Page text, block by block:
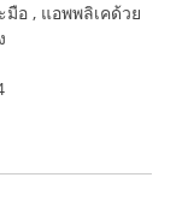
อ , แอพพลิเคด้วย